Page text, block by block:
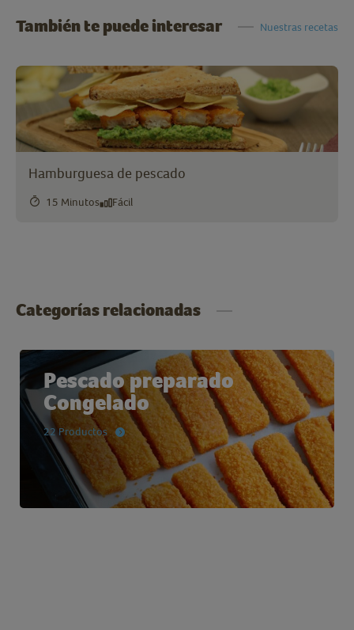
También te puede interesar Nuestras recetas
Hamburguesa de pescado
15 Minutos Fácil
Categorías relacionadas
Pescado preparado
Congelado
22 Productos